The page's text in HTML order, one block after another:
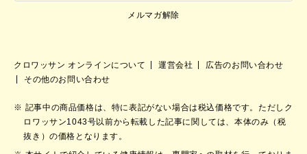
メルマガ解除
クロワッサン オンラインについて 運営会社
広告のお問い合わせ
その他のお問い合わせ
記事中の商品価格は、特に表記がない場合は税込価格です。ただしク
ロワッサン1043号以前から転載した記事に関しては、本体のみ（税
抜き）の価格となります。